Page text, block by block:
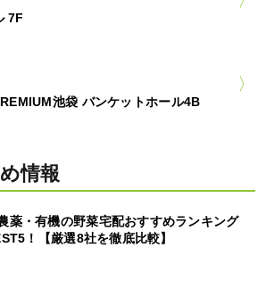
7F
池袋 バンケットホール4B
情報
薬・有機の野菜宅配おすすめランキング
！【厳選8社を徹底比較】